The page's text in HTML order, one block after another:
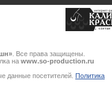
. Все права защищены.
на www.so-production.ru
данные посетителей. Политика